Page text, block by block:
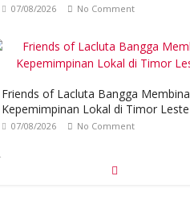
07/08/2026 No Comment
Friends of Lacluta Bangga Membina
Kepemimpinan Lokal di Timor Leste
07/08/2026 No Comment